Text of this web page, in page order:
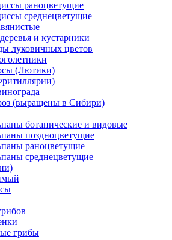
раноцветущие
среднецветущие
и кустарники
луковичных цветов
(Лютики)
(выращены в Сибири)
ботанические и видовые
поздноцветущие
раноцветущие
среднецветущие
грибы